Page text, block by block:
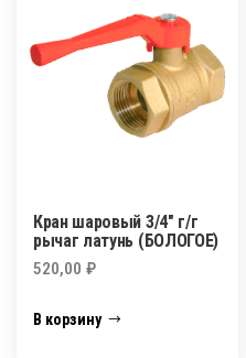
Кран шаровый 3/4″ г/г
рычаг латунь (БОЛОГОЕ)
520,00 ₽
В корзину